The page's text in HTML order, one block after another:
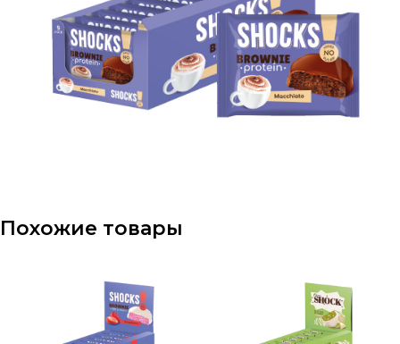
Похожие товары